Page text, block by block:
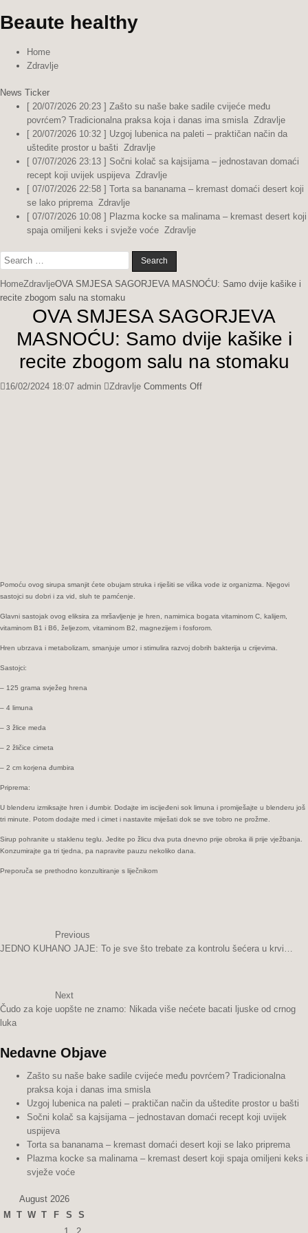
Beaute healthy
Home
Zdravlje
News Ticker
[ 20/07/2026 20:23 ] Zašto su naše bake sadile cvijeće među
povrćem? Tradicionalna praksa koja i danas ima smisla Zdravlje
[ 20/07/2026 10:32 ] Uzgoj lubenica na paleti – praktičan način da
uštedite prostor u bašti Zdravlje
[ 07/07/2026 23:13 ] Sočni kolač sa kajsijama – jednostavan domaći
recept koji uvijek uspijeva Zdravlje
[ 07/07/2026 22:58 ] Torta sa bananama – kremast domaći desert koji
se lako priprema Zdravlje
[ 07/07/2026 10:08 ] Plazma kocke sa malinama – kremast desert koji
spaja omiljeni keks i svježe voće Zdravlje
Search
for:
HomeZdravljeOVA SMJESA SAGORJEVA MASNOĆU: Samo dvije kašike i
recite zbogom salu na stomaku
OVA SMJESA SAGORJEVA
MASNOĆU: Samo dvije kašike i
recite zbogom salu na stomaku
16/02/2024 18:07 admin Zdravlje Comments Offon
Pomoću ovog sirupa smanjit ćete obujam struka i riješiti se viška vode iz organizma. Njegovi
sastojci su dobri i za vid, sluh te pamćenje.
Glavni sastojak ovog eliksira za mršavljenje je hren, namirnica bogata vitaminom C, kalijem,
vitaminom B1 i B6, željezom, vitaminom B2, magnezijem i fosforom.
Hren ubrzava i metabolizam, smanjuje umor i stimulira razvoj dobrih bakterija u crijevima.
Sastojci:
– 125 grama svježeg hrena
– 4 limuna
– 3 žlice meda
– 2 žličice cimeta
– 2 cm korjena đumbira
Priprema:
U blenderu izmiksajte hren i đumbir. Dodajte im iscijeđeni sok limuna i promiješajte u blenderu još
tri minute. Potom dodajte med i cimet i nastavite miješati dok se sve tobro ne prožme.
Sirup pohranite u staklenu teglu. Jedite po žlicu dva puta dnevno prije obroka ili prije vježbanja.
Konzumirajte ga tri tjedna, pa napravite pauzu nekoliko dana.
Preporuča se prethodno konzultiranje s liječnikom
Previous
JEDNO KUHANO JAJE: To je sve što trebate za kontrolu šećera u krvi…
Next
Čudo za koje uopšte ne znamo: Nikada više nećete bacati ljuske od crnog
luka
Nedavne Objave
Zašto su naše bake sadile cvijeće među povrćem? Tradicionalna
praksa koja i danas ima smisla
Uzgoj lubenica na paleti – praktičan način da uštedite prostor u bašti
Sočni kolač sa kajsijama – jednostavan domaći recept koji uvijek
uspijeva
Torta sa bananama – kremast domaći desert koji se lako priprema
Plazma kocke sa malinama – kremast desert koji spaja omiljeni keks i
svježe voće
August 2026
M
T W T F S
S